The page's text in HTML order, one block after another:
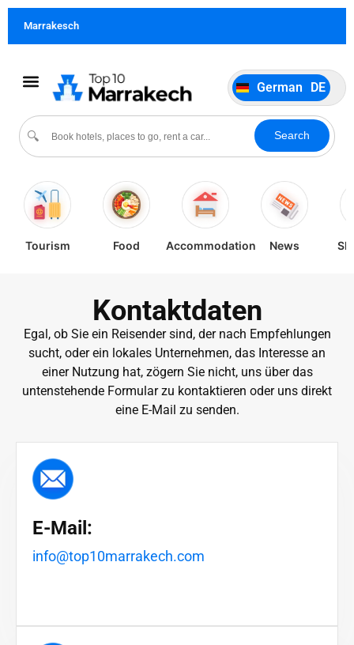
Marrakesch
🔍 Search
German DE
Italiano IT
Português PT
Español
ES
Tourism Food Accommodation News
Kontaktdaten
Egal, ob Sie ein Reisender sind, der nach Empfehlungen
sucht, oder ein lokales Unternehmen, das Interesse an
einer Nutzung hat, zögern Sie nicht, uns über das
untenstehende Formular zu kontaktieren oder uns direkt
eine E-Mail zu senden.
E-Mail:
info@top10marrakech.com